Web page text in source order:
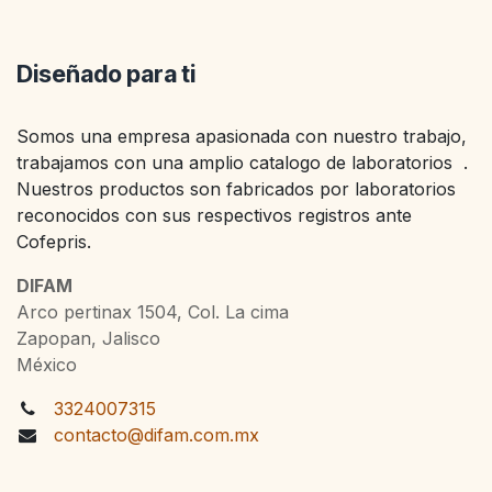
Diseñado para ti
Somos una empresa apasionada con nuestro trabajo,
trabajamos con una amplio catalogo de laboratorios .
Nuestros productos son fabricados por laboratorios
reconocidos con sus respectivos registros ante
Cofepris.
DIFAM
Arco pertinax 1504, Col. La cima
Zapopan, Jalisco
México
3324007315
contacto@difam.com.mx